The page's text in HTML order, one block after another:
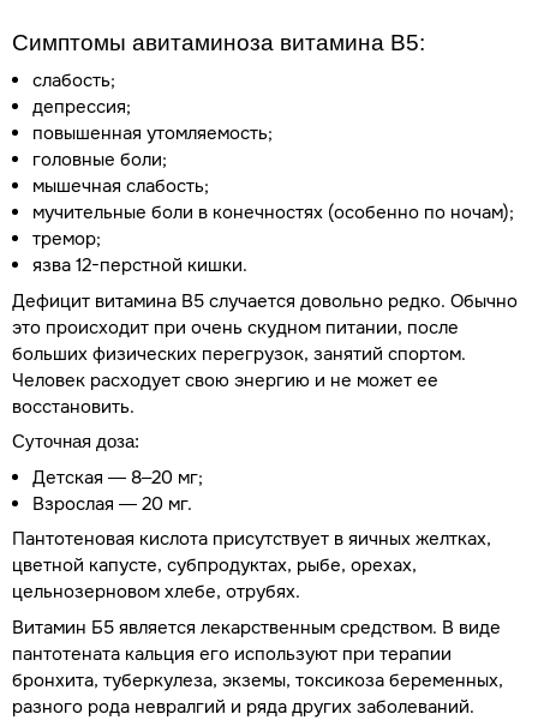
Симптомы авитаминоза витамина В5:
слабость;
депрессия;
повышенная утомляемость;
головные боли;
мышечная слабость;
мучительные боли в конечностях (особенно по ночам);
тремор;
язва 12-перстной кишки.
Дефицит витамина В5 случается довольно редко. Обычно
это происходит при очень скудном питании, после
больших физических перегрузок, занятий спортом.
Человек расходует свою энергию и не может ее
восстановить.
Суточная доза:
Детская — 8–20 мг;
Взрослая — 20 мг.
Пантотеновая кислота присутствует в яичных желтках,
цветной капусте, субпродуктах, рыбе, орехах,
цельнозерновом хлебе, отрубях.
Витамин Б5 является лекарственным средством. В виде
пантотената кальция его используют при терапии
бронхита, туберкулеза, экземы, токсикоза беременных,
разного рода невралгий и ряда других заболеваний.